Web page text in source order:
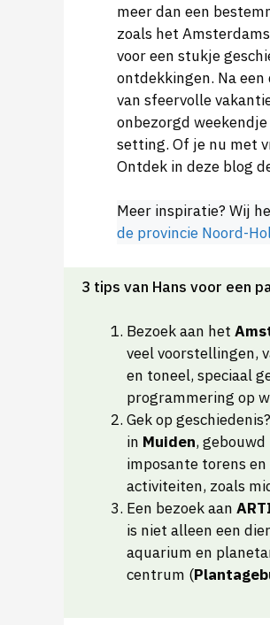
meer dan een
zoals het
voor een stukje
ontdekkingen. Na
van sfeervolle
onbezorgd
setting. Of je nu met
Ontdek in deze blog
Meer inspiratie? Wij
de provincie Noord-
3 tips van Hans voor een
Bezoek aan het
veel voorstellingen,
en toneel, speciaal
programmering op
Gek op geschiedenis?
in Muiden,
imposante torens
activiteiten, zoals
Een bezoek aan
is niet alleen een
aquarium en
centrum (